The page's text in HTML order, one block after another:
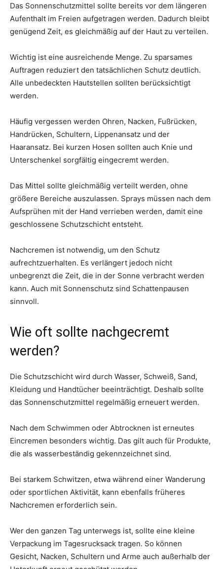
Das Sonnenschutzmittel sollte bereits vor dem längeren
Aufenthalt im Freien aufgetragen werden. Dadurch bleibt
genügend Zeit, es gleichmäßig auf der Haut zu verteilen.
Wichtig ist eine ausreichende Menge. Zu sparsames
Auftragen reduziert den tatsächlichen Schutz deutlich.
Alle unbedeckten Hautstellen sollten berücksichtigt
werden.
Häufig vergessen werden Ohren, Nacken, Fußrücken,
Handrücken, Schultern, Lippenansatz und der
Haaransatz. Bei kurzen Hosen sollten auch Knie und
Unterschenkel sorgfältig eingecremt werden.
Das Mittel sollte gleichmäßig verteilt werden, ohne
größere Bereiche auszulassen. Sprays müssen nach dem
Aufsprühen mit der Hand verrieben werden, damit eine
geschlossene Schutzschicht entsteht.
Nachcremen ist notwendig, um den Schutz
aufrechtzuerhalten. Es verlängert jedoch nicht
unbegrenzt die Zeit, die in der Sonne verbracht werden
kann. Auch mit Sonnenschutz sind Schattenpausen
sinnvoll.
Wie oft sollte nachgecremt
werden?
Die Schutzschicht wird durch Wasser, Schweiß, Sand,
Kleidung und Handtücher beeinträchtigt. Deshalb sollte
das Sonnenschutzmittel regelmäßig erneuert werden.
Nach dem Schwimmen oder Abtrocknen ist erneutes
Eincremen besonders wichtig. Das gilt auch für Produkte,
die als wasserbeständig gekennzeichnet sind.
Bei starkem Schwitzen, etwa während einer Wanderung
oder sportlichen Aktivität, kann ebenfalls früheres
Nachcremen erforderlich sein.
Wer den ganzen Tag unterwegs ist, sollte eine kleine
Verpackung im Tagesrucksack tragen. So können
Gesicht, Nacken, Schultern und Arme auch außerhalb der